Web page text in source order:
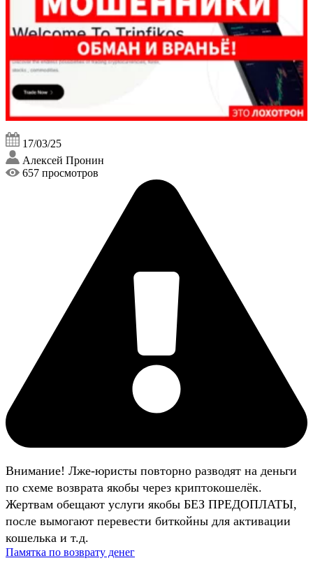
17/03/25
Алексей Пронин
657 просмотров
Внимание! Лже-юристы повторно разводят на деньги
по схеме возврата якобы через криптокошелёк.
Жертвам обещают услуги якобы БЕЗ ПРЕДОПЛАТЫ,
после вымогают перевести биткойны для активации
кошелька и т.д.
Памятка по возврату денег